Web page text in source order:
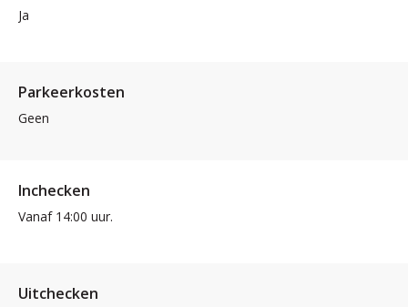
Ja
Parkeerkosten
Geen
Inchecken
Vanaf 14:00 uur.
Uitchecken